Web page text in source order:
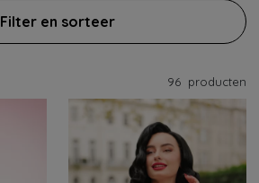
Filter en sorteer
96 producten